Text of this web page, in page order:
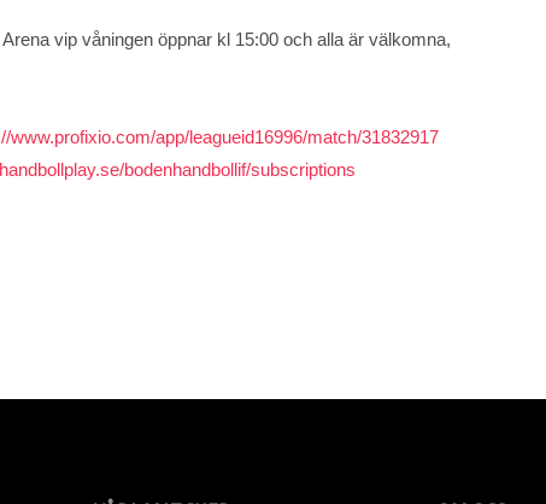
vip våningen öppnar kl 15:00 och alla är välkomna,
www.profixio.com/app/leagueid16996/match/31832917
bodenhandbollif/subscriptions